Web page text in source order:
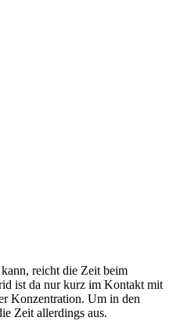
reicht die Zeit beim
ist da nur kurz im Kontakt mit
Konzentration. Um in den
Zeit allerdings aus.